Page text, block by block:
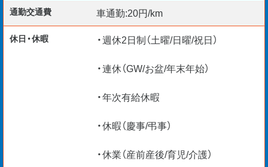
給与仮払い制度アリ
資格取得支援制度アリ
TEL ・WEB ・チャットで応募受付中
国内外不問 海外エンジニア応援
通勤交通費 車通勤:20円/km
休日・休暇
・週休2日制（土曜/日曜/祝日）
・連休（GW/お盆/年末年始）
・年次有給休暇
・休暇（慶事/弔事）
・休業（産前産後/育児/介護）